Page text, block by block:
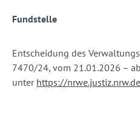
Fundstelle
Entscheidung des
7470/24, vom 21.01.2026 –
unter https://